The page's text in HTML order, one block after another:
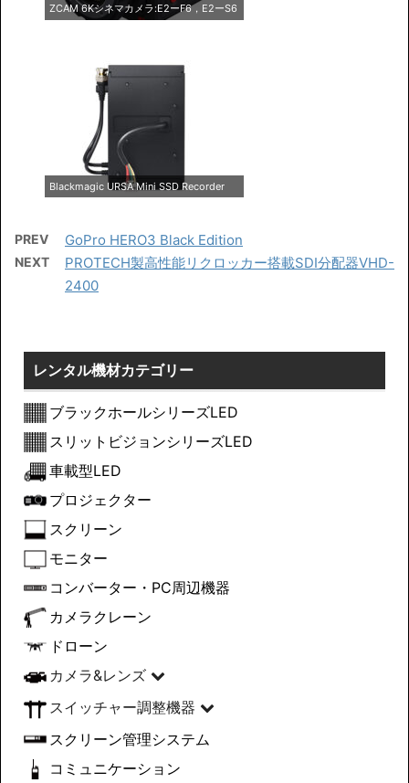
ZCAM 6Kシネマカメラ:E2ーF6，E2ーS6
Blackmagic URSA Mini SSD Recorder
PREV GoPro HERO3 Black Edition
NEXT
PROTECH製高性能リクロッカー搭載SDI分配器VHD-
2400
レンタル機材カテゴリー
ブラックホールシリーズLED
スリットビジョンシリーズLED
車載型LED
プロジェクター
スクリーン
モニター
コンバーター・PC周辺機器
カメラクレーン
ドローン
カメラ&レンズ
スイッチャー調整機器
スクリーン管理システム
コミュニケーション